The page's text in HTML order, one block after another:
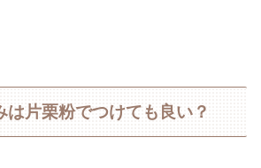
は片栗粉でつけても良い？